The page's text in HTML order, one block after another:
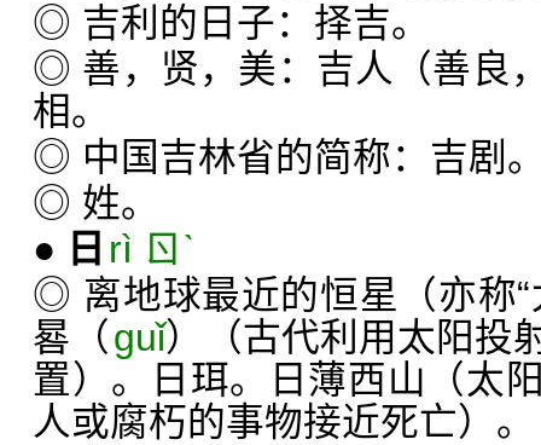
◎ 吉利的日子：择吉。
◎ 善，贤，美：吉人（善良
相。
◎ 中国吉林省的简称：吉剧
◎ 姓。
● 日 rì ㄖˋ
◎ 离地球最近的恒星（亦称“
晷（guǐ）（古代利用太阳投
置）。日珥。日薄西山（太
人或腐朽的事物接近死亡）。